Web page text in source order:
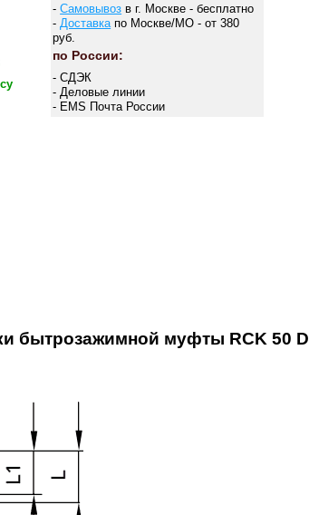
-Самовывоз в г. Москве - бесплатно
- Доставка по Москве/МО - от 380
руб.
по России:
- СДЭК
- Деловые линии
- EMS Почта России
бытрозажимной муфты RCK 50 D